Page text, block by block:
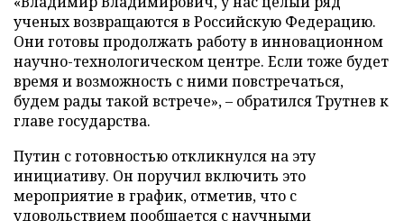
ученых возвращаются в Российскую Федерацию.
Они готовы продолжать работу в инновационном
научно-технологическом центре. Если тоже будет
время и возможность с ними повстречаться,
будем рады такой встрече», – обратился Трутнев к
главе государства.
Путин с готовностью откликнулся на эту
инициативу. Он поручил включить это
мероприятие в график, отметив, что с
удовольствием пообщается с научными